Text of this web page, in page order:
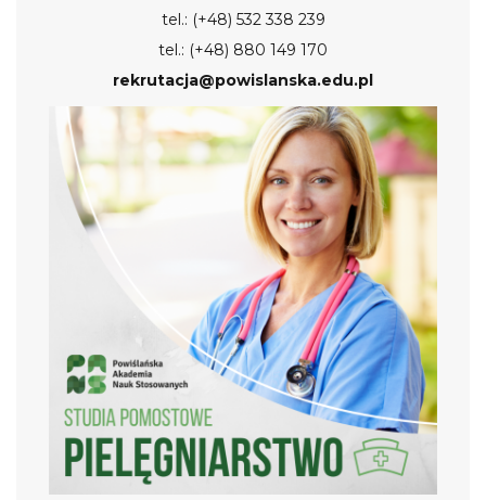
tel.: (+48) 532 338 239
tel.: (+48) 880 149 170
rekrutacja@powislanska.edu.pl